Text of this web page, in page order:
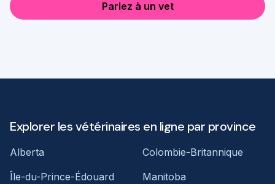
Parlez à un vet
Explorer les vétérinaires en ligne par province
Alberta
Colombie-Britannique
Île-du-Prince-Édouard
Manitoba